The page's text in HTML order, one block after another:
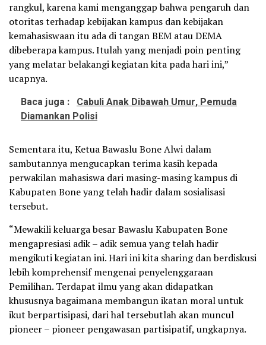
rangkul, karena kami menganggap bahwa pengaruh dan
otoritas terhadap kebijakan kampus dan kebijakan
kemahasiswaan itu ada di tangan BEM atau DEMA
dibeberapa kampus. Itulah yang menjadi poin penting
yang melatar belakangi kegiatan kita pada hari ini,”
ucapnya.
Baca juga : Cabuli Anak Dibawah Umur, Pemuda
Diamankan Polisi
Sementara itu, Ketua Bawaslu Bone Alwi dalam
sambutannya mengucapkan terima kasih kepada
perwakilan mahasiswa dari masing-masing kampus di
Kabupaten Bone yang telah hadir dalam sosialisasi
tersebut.
“Mewakili keluarga besar Bawaslu Kabupaten Bone
mengapresiasi adik – adik semua yang telah hadir
mengikuti kegiatan ini. Hari ini kita sharing dan berdiskusi
lebih komprehensif mengenai penyelenggaraan
Pemilihan. Terdapat ilmu yang akan didapatkan
khususnya bagaimana membangun ikatan moral untuk
ikut berpartisipasi, dari hal tersebutlah akan muncul
pioneer – pioneer pengawasan partisipatif, ungkapnya.